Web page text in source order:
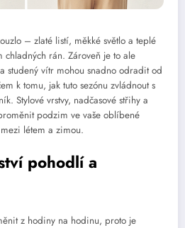
– zlaté listí, měkké světlo a teplé
chladných rán. Zároveň je to ale
studený vítr mohou snadno odradit od
k tomu, jak tuto sezónu zvládnout s
Stylové vrstvy, nadčasové střihy a
podzim ve vaše oblíbené
létem a zimou.
pohodlí a
z hodiny na hodinu, proto je